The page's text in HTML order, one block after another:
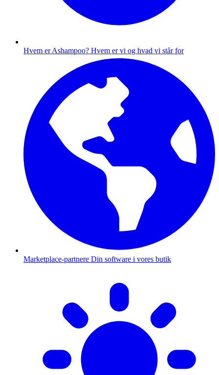
Hvem er Ashampoo? Hvem er vi og hvad vi står for
Marketplace-partnere Din software i vores butik